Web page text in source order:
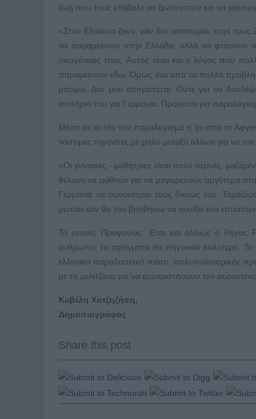
ζωή που τους επέβαλε να ξενιτευτούν και να
«Στον Ελαιώνα ζουν, εάν δεν απατώμαι, περί
να παραμείνουν στην Ελλάδα, αλλά να φτάσουν
οικογένειάς τους. Αυτός είναι και ο λόγος που
παραμείνουν εδώ. Όμως ένα από τα πολλά
μπορώ. Δεν μου επιτρέπεται. Ούτε για να
εισιτήριό του για Γερμανία. Πρόκειται για
Μέσα σε αυτόν τον παραλογισμό η Ίρι από το
νόστιμες τηγανίτες με μήλο μεταξύ άλλων για να τον
«Οι γυναίκες - μαθήτριες είναι πολύ σεμνές,
θέλουν να μάθουν για να μαγειρεύουν αργότερα
Γερμανία να συναντήσει τους δικούς του.
ρωτάει εάν θα τον βοηθήσω να ανοίξει ένα
Το εννοεί; Προφανώς. Έτσι και αλλιώς ο Ρήγας
άνθρωπο, τα πράγματα θα πήγαιναν καλύτερα. Το
ελληνικό παραδοσιακό πιάτο, πολυπολιτισμικής
με τη μελιτζάνα για να ευχαριστήσουν τον
Κυβέλη Χατζηζήση,
Δημοσιογράφος
Share this post